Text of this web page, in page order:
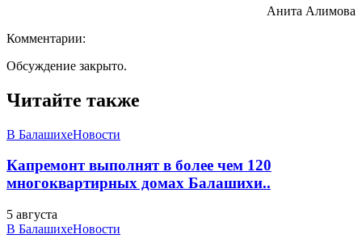
Анита Алимова
Комментарии:
Обсуждение закрыто.
Читайте также
В БалашихеНовости
Капремонт выполнят в более чем 120
многоквартирных домах Балашихи..
5 августа
В БалашихеНовости